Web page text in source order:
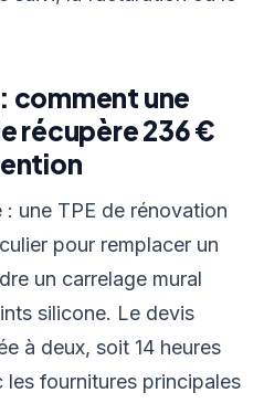
comment une
récupère 236 €
: une TPE de rénovation
pour remplacer un
un carrelage mural
silicone. Le devis
à deux, soit 14 heures
fournitures principales